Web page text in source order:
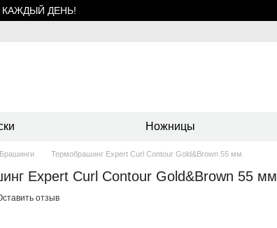
ДЕНЬ!
Ножницы
Брашинги Термобрашинг Expert Curl Contour Gold&Brown 55 мм
Expert Curl Contour Gold&Brown 55 мм
отзыв